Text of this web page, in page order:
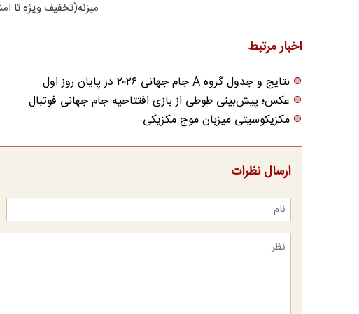
میزنه(تخفیف ویژه تا
اخبار مرتبط
نتایج و جدول گروه A جام جهانی ۲۰۲۶ در پایان روز اول
عکس؛ پیش‌بینی طوطی از بازی افتتاحیه جام جهانی فوتبال
مکزیکوسیتی میزبان موج مکزیکی
ارسال نظرات